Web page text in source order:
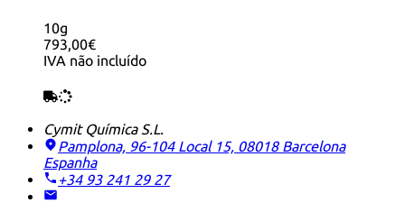
10g
793,00€
IVA não incluído
Cymit Química S.L.
Pamplona, 96-104 Local 15, 08018 Barcelona
Espanha
+34 93 241 29 27